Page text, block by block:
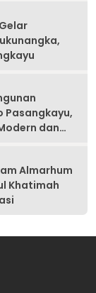
Pasangkayu,
dan
Almarhum
Khatimah